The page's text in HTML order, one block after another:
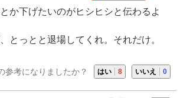
か下げたいのがヒシヒシと伝わるよ
とっとと退場してくれ。それだけ。
参考になりましたか？ はい 8 いいえ 0